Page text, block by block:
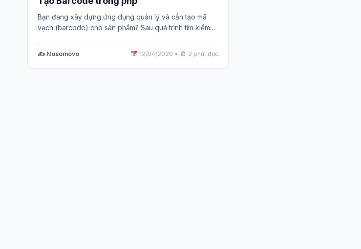
Bạn đang xây dựng ứng dụng quản lý và cần tạo mã
vạch (barcode) cho sản phẩm? Sau quá trình tìm kiếm…
✍️ Nosomovo 12/04/2020 • 2 phút đọc